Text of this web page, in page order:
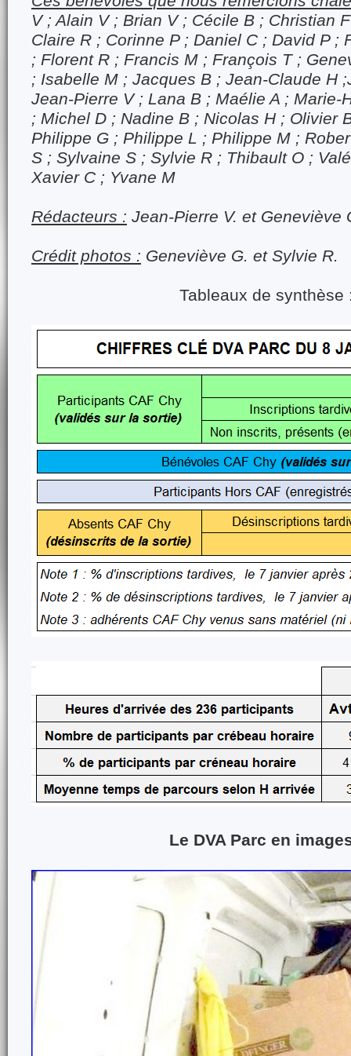
V ; Alain V ; Brian V ; Cécile B ; Christian
Claire R ; Corinne P ; Daniel C ; David P ;
; Florent R ; Francis M ; François T ;
; Isabelle M ; Jacques B ; Jean-Claude H
Jean-Pierre V ; Lana B ; Maélie A ; Marie-
; Michel D ; Nadine B ; Nicolas H ; Olivier
Philippe G ; Philippe L ; Philippe M ;
S ; Sylvaine S ; Sylvie R ; Thibault O ;
Xavier C ; Yvane M
Rédacteurs : Jean-Pierre V. et Geneviève
Crédit photos : Geneviève G. et Sylvie R.
Tableaux de synthèse
Le DVA Parc en